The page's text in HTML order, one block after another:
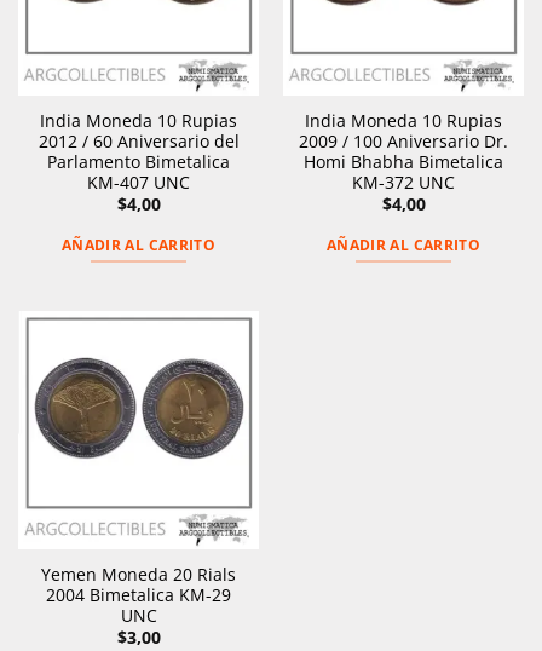
India Moneda 10 Rupias
2012 / 60 Aniversario del
Parlamento Bimetalica
KM-407 UNC
$4,00
AÑADIR AL CARRITO
India Moneda 10 Rupias
2009 / 100 Aniversario Dr.
Homi Bhabha Bimetalica
KM-372 UNC
$4,00
AÑADIR AL CARRITO
Yemen Moneda 20 Rials
2004 Bimetalica KM-29
UNC
$3,00